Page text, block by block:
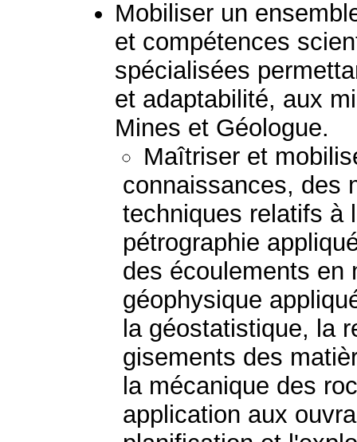
Mobiliser un
et compétences
spécialisées
et adaptabilité, aux
Mines et Géologue.
Maîtriser et
connaissances, des
techniques relatifs à
pétrographie
des écoulements en
géophysique
la géostatistique, la
gisements des
la mécanique des
application aux